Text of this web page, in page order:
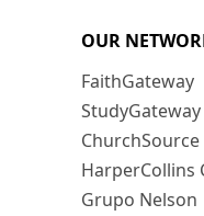
OUR
FaithGateway
StudyGateway
ChurchSource
HarperCollins
Grupo Nelson